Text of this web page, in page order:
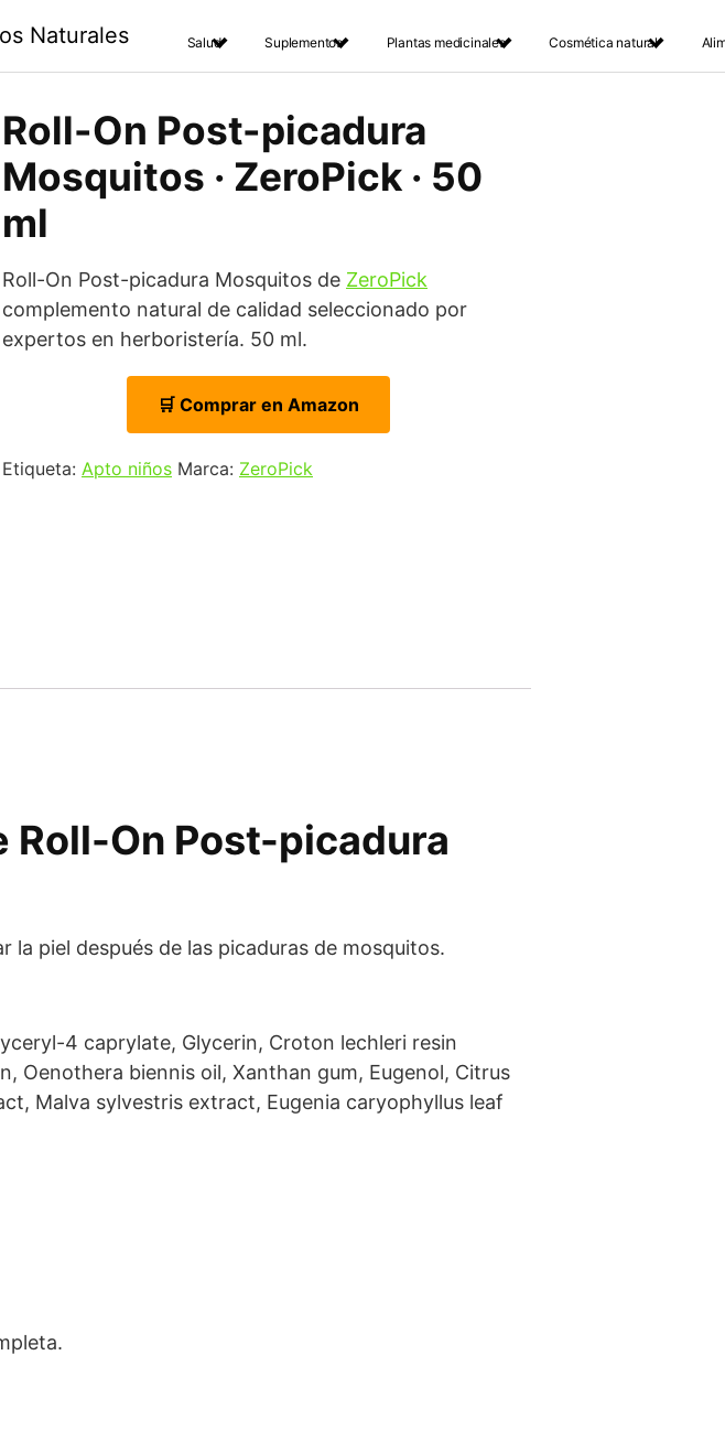
Naturales Salud Suplementos Plantas medicinales Cosmética natural
Roll-On Post-picadura
Mosquitos · ZeroPick · 50
ml
Roll-On Post-picadura Mosquitos de ZeroPick
complemento natural de calidad seleccionado por
expertos en herboristería. 50 ml.
🛒 Comprar en Amazon
Etiqueta: Apto niños Marca: ZeroPick
Roll-On Post-picadura
piel después de las picaduras de mosquitos.
4 caprylate, Glycerin, Croton lechleri resin
Oenothera biennis oil, Xanthan gum, Eugenol, Citrus
Malva sylvestris extract, Eugenia caryophyllus leaf